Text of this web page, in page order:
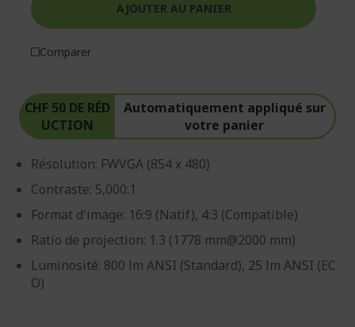
CHF 50 DE RÉD
UCTION
Automatiquement appliqué sur
votre panier
Résolution: FWVGA (854 x 480)
Contraste: 5,000:1
Format d'image: 16:9 (Natif), 4:3 (Compatible)
Ratio de projection: 1.3 (1778 mm@2000 mm)
Luminosité: 800 lm ANSI (Standard), 25 lm ANSI (EC
O)
AJOUTER AU PANIER
Comparer